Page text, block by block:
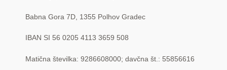
Ponudba delavnic
Seznami izdelkov
Unikatna poslovna darila
Babna Gora 7D, 1355 Polhov Gradec
IBAN SI 56 0205 4113 3659 508
Matična številka: 9286608000; davčna št.: 55856616